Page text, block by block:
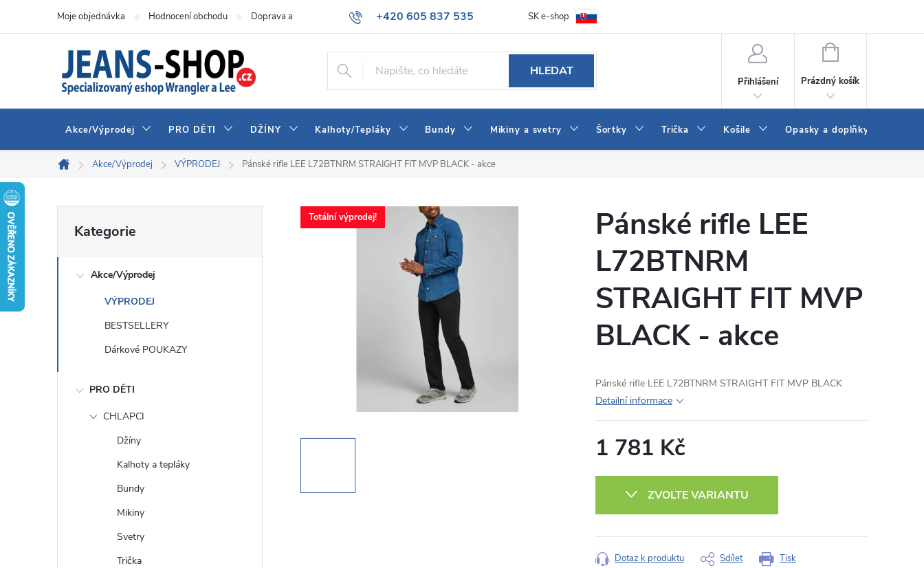
+420 605 837 535
info@jeans-shop.cz
Moje objednávka Hodnocení obchodu Doprava a platba Obchodní podmínky Naše prodejna Blog Kontakt
SK e-shop
HLEDAT
Přihlášení
NÁKUPNÍ
Prázdný košík
Akce/Výprodej PRO DĚTI DŽÍNY Kalhoty/Tepláky Bundy Mikiny a svetry Šortky Trička Košile Opasky a doplňky
Domů
Akce/Výprodej VÝPRODEJ Pánské rifle LEE L72BTNRM STRAIGHT FIT MVP BLACK - akce
o
kategorie
Kategorie
Akce/Výprodej
VÝPRODEJ
BESTSELLERY
Dárkové POUKAZY
PRO DĚTI
CHLAPCI
Džíny
Kalhoty a tepláky
Bundy
Mikiny
Svetry
Trička
Totální výprodej!
Pánské rifle LEE
L72BTNRM
STRAIGHT FIT MVP
BLACK - akce
Pánské rifle LEE L72BTNRM STRAIGHT FIT MVP BLACK
Detailní informace
1 781 Kč
ZVOLTE VARIANTU
Tisk
Dotaz k produktu Sdílet